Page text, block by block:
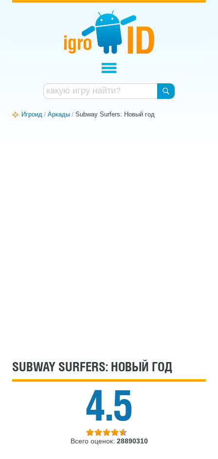
Игроид Аркады Subway Surfers: Новый год
SUBWAY SURFERS: НОВЫЙ ГОД
4.5
Всего оценок: 28890310